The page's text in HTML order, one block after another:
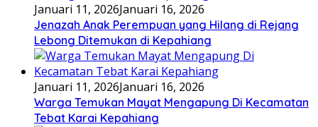
Januari 11, 2026Januari 16, 2026
Jenazah Anak Perempuan yang Hilang di Rejang
Lebong Ditemukan di Kepahiang
Januari 11, 2026Januari 16, 2026
Warga Temukan Mayat Mengapung Di Kecamatan
Tebat Karai Kepahiang